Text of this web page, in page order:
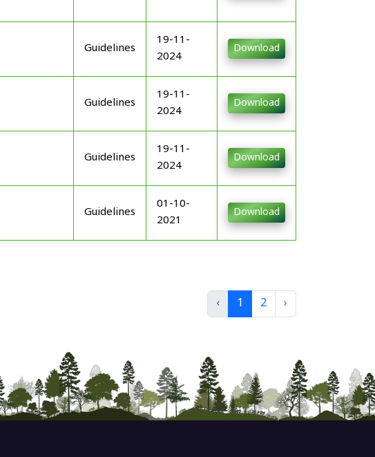
Guidelines
19-11-
2024
Download
Guidelines
19-11-
2024
Download
Guidelines
19-11-
2024
Download
Guidelines
01-10-
2021
Download
‹ 1 2 ›